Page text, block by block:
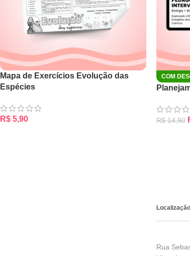
Mapa de Exercícios Evolução das
Espécies
R$ 5,90
COM
R$14,90
Localização
Rua